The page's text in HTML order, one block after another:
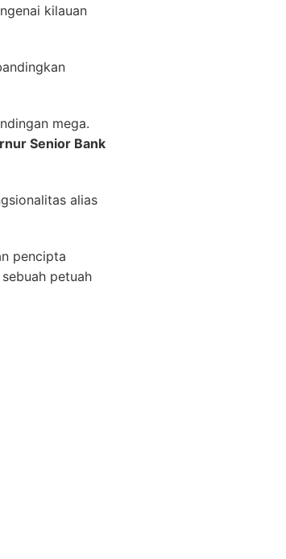
kilauan
mega.
Senior Bank
alias
pencipta
petuah